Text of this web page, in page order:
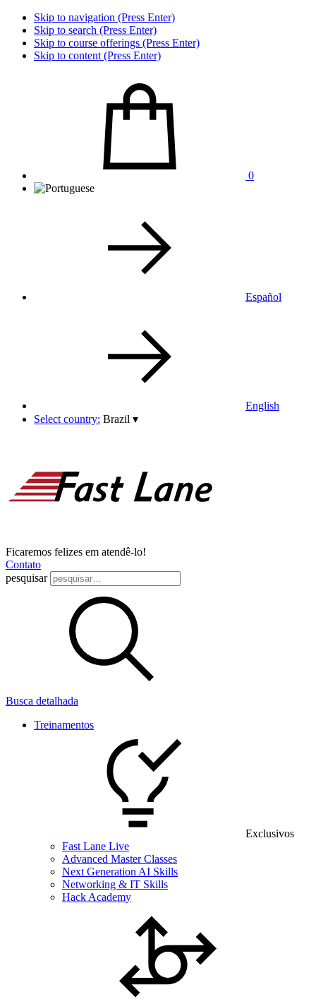
Skip to navigation (Press Enter)
Skip to search (Press Enter)
Skip to course offerings (Press Enter)
Skip to content (Press Enter)
0
Español
English
Select country: Brazil ▾
Ficaremos felizes em atendê-lo!
Contato
pesquisar
Busca detalhada
Treinamentos
Exclusivos
Fast Lane Live
Advanced Master Classes
Next Generation AI Skills
Networking & IT Skills
Hack Academy